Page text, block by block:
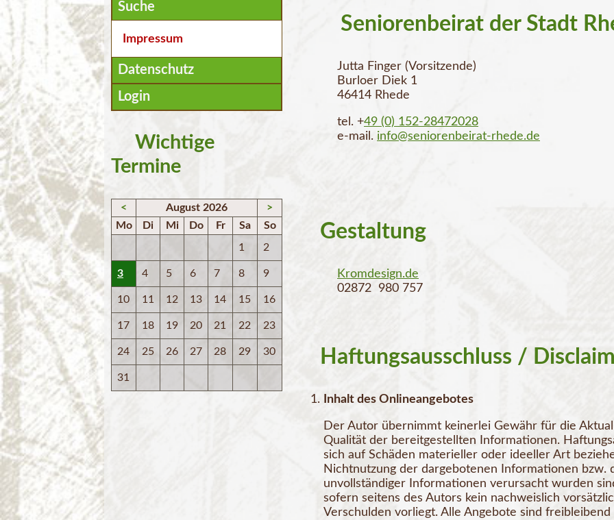
Seniorenbeirat der Stadt
Jutta Finger (Vorsitzende)
Burloer Diek 1
46414 Rhede
tel. +49 (0) 152-28472028
e-mail. info@seniorenbeirat-rhede.de
Gestaltung
Kromdesign.de
02872 980 757
Haftungsausschluss /
Inhalt des Onlineangebotes
Der Autor übernimmt keinerlei Gewähr für die
Qualität der bereitgestellten Informationen.
sich auf Schäden materieller oder ideeller Art
Nichtnutzung der dargebotenen Informationen
unvollständiger Informationen verursacht wurden
sofern seitens des Autors kein nachweislich
Verschulden vorliegt. Alle Angebote sind
Suche
Impressum
Datenschutz
Login
Wichtige
Termine
< August 2026
>
Mo
Di Mi Do Fr Sa
So
1
2
3 4 5 6 7 8 9
10 11 12 13 14 15 16
17 18 19 20 21 22 23
24 25 26 27 28 29 30
31